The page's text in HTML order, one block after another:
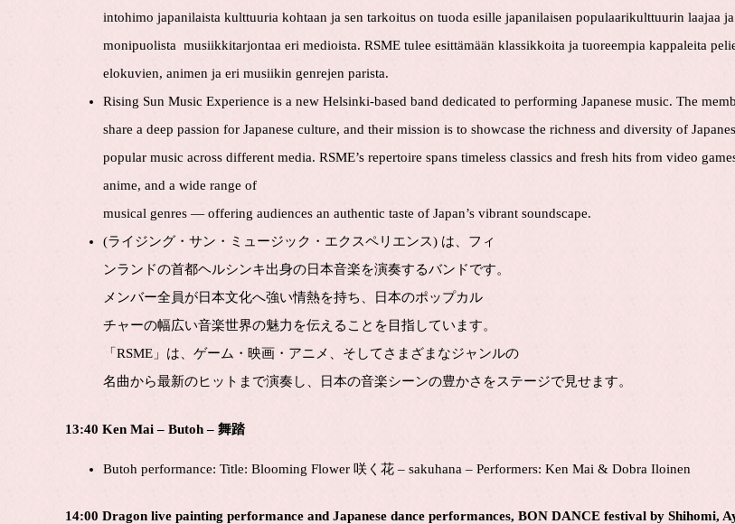
intohimo japanilaista kulttuuria kohtaan ja sen tarkoitus on tuoda esille japanilaisen populaarikulttuurin laajaa ja
monipuolista musiikkitarjontaa eri medioista. RSME tulee esittämään klassikkoita ja tuoreempia kappaleita
elokuvien, animen ja eri musiikin genrejen parista.
Rising Sun Music Experience is a new Helsinki-based band dedicated to performing Japanese music. The
share a deep passion for Japanese culture, and their mission is to showcase the richness and diversity of
popular music across different media. RSME’s repertoire spans timeless classics and fresh hits from video
anime, and a wide range of
musical genres — offering audiences an authentic taste of Japan’s vibrant soundscape.
(ライジング・サン・ミュージック・エクスペリエンス) は、フィ
ンランドの首都ヘルシンキ出身の日本音楽を演奏するバンドです。
メンバー全員が日本文化へ強い情熱を持ち、日本のポップカル
チャーの幅広い音楽世界の魅力を伝えることを目指しています。
「RSME」は、ゲーム・映画・アニメ、 そしてさまざまなジャンルの
名曲から最新のヒットまで演奏し、
日本の音楽シーンの豊かさをステージで見せます。
13:40 Ken Mai – Butoh – 舞踏
Butoh performance: Title: Blooming Flower 咲く花 – sakuhana – Performers: Ken Mai & Dobra Iloinen
14:00 Dragon live painting performance and Japanese dance performances, BON DANCE festival by Shihomi,